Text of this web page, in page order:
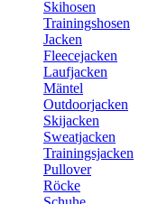
Skihosen
Trainingshosen
Jacken
Fleecejacken
Laufjacken
Mäntel
Outdoorjacken
Skijacken
Sweatjacken
Trainingsjacken
Pullover
Röcke